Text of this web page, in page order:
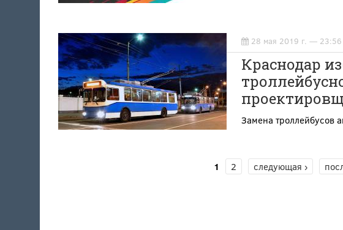
28 мая 2019 г. — 23:56
Краснодар
Замена троллейбусов
1 2 следующая ›